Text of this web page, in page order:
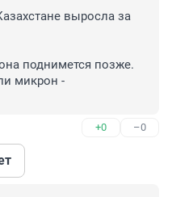
выросла за
поднимется позже.
микрон -
+0 –0